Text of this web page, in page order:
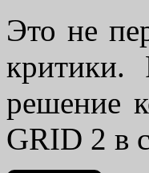
Это не
критики.
решение
GRID 2 в